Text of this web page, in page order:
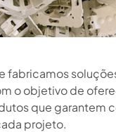
fabricamos
o objetivo de
que garantem
projeto.